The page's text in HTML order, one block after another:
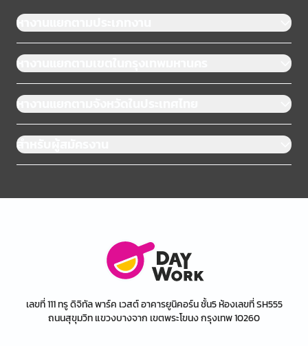
หางานแยกตามประเภทงาน
หางานแยกตามเขตในกรุงเทพมหานคร
หางานแยกตามจังหวัดในประเทศไทย
สำหรับผู้สมัครงาน
เลขที่ 111 ทรู ดิจิทัล พาร์ค เวสต์ อาคารยูนิคอร์น ชั้น5 ห้องเลขที่ SH555
ถนนสุขุมวิท แขวงบางจาก เขตพระโขนง กรุงเทพ 10260